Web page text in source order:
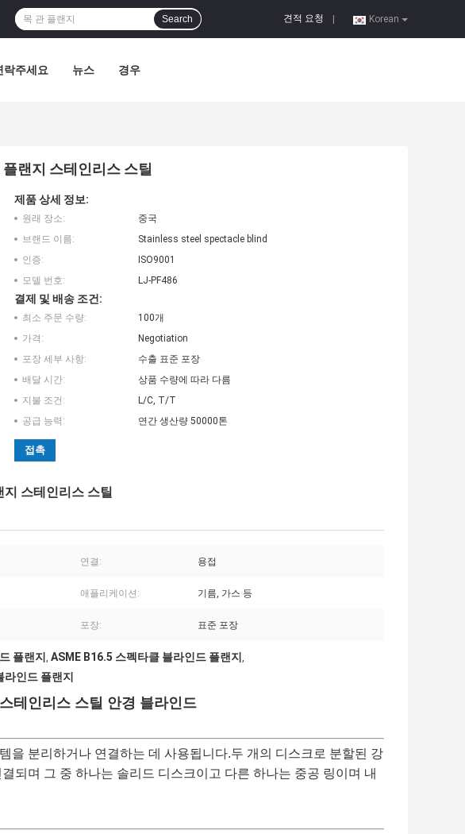
Korean
견적 요청
Search
락주세요 뉴스 경우
랜지 스테인리스 스틸
제품 상세 정보:
원래 장소:
중국
브랜드 이름:
Stainless steel spectacle blind
인증:
ISO9001
모델 번호:
LJ-PF486
결제 및 배송 조건:
최소 주문 수량:
100개
가격:
Negotiation
포장 세부 사항:
수출 표준 포장
배달 시간:
상품 수량에 따라 다름
지불 조건:
L/C, T/T
공급 능력:
연간 생산량 50000톤
접촉
스테인리스 스틸
연결: 용접
애플리케이션: 기름, 가스 등
포장: 표준 포장
플랜지 , ASME B16.5 스펙타클 블라인드 플랜지 ,
인드 플랜지
테인리스 스틸 안경 블라인드
을 분리하거나 연결하는 데 사용됩니다.두 개의 디스크로 분할된 강
되며 그 중 하나는 솔리드 디스크이고 다른 하나는 중공 링이며 내